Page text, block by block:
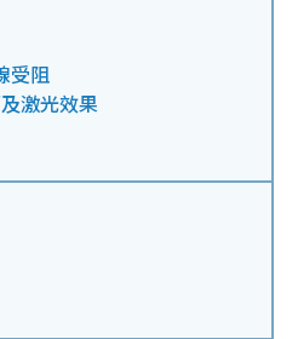
受阻
激光效果